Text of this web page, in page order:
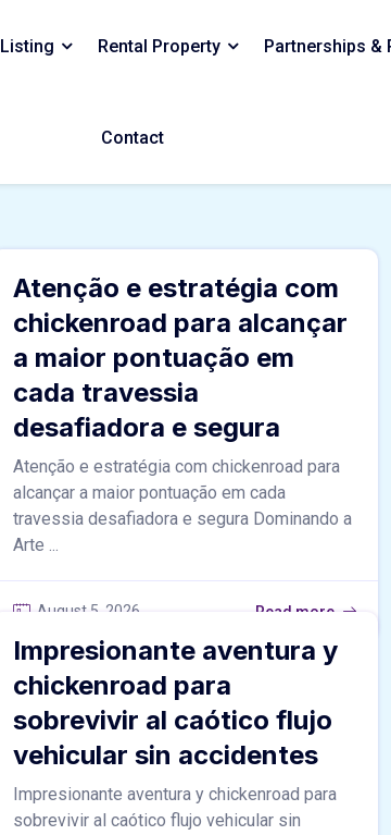
Listing Rental Property Partnerships &
Contact
Atenção e estratégia com
chickenroad para alcançar
a maior pontuação em
cada travessia
desafiadora e segura
Atenção e estratégia com chickenroad para
alcançar a maior pontuação em cada
travessia desafiadora e segura Dominando a
Arte ...
August 5, 2026 Read more
Impresionante aventura y
chickenroad para
sobrevivir al caótico flujo
vehicular sin accidentes
Impresionante aventura y chickenroad para
sobrevivir al caótico flujo vehicular sin